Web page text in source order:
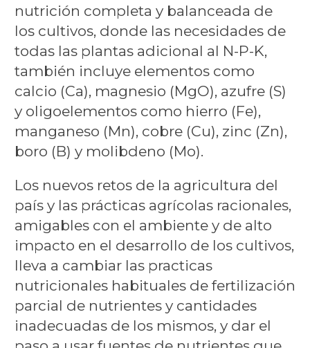
nutrición completa y balanceada de
los cultivos, donde las necesidades de
todas las plantas adicional al N-P-K,
también incluye elementos como
calcio (Ca), magnesio (MgO), azufre (S)
y oligoelementos como hierro (Fe),
manganeso (Mn), cobre (Cu), zinc (Zn),
boro (B) y molibdeno (Mo).
Los nuevos retos de la agricultura del
país y las prácticas agrícolas racionales,
amigables con el ambiente y de alto
impacto en el desarrollo de los cultivos,
lleva a cambiar las practicas
nutricionales habituales de fertilización
parcial de nutrientes y cantidades
inadecuadas de los mismos, y dar el